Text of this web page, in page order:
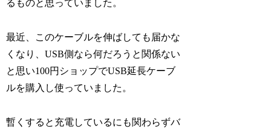
るものと思っていました。
最近、このケーブルを伸ばしても届かな
くなり、USB側なら何だろうと関係ない
と思い100円ショップでUSB延長ケーブ
ルを購入し使っていました。
暫くすると充電しているにも関わらずバ